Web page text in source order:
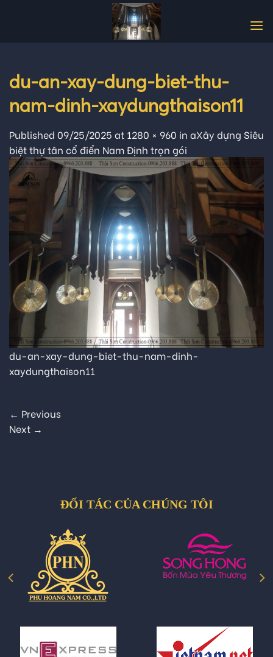
du-an-xay-dung-biet-thu-
nam-dinh-xaydungthaison11
Published 09/25/2025 at 1280 × 960 in aXây dựng Siêu
biệt thự tân cổ điển Nam Định trọn gói
du-an-xay-dung-biet-thu-nam-dinh-
xaydungthaison11
← Previous
Next →
ĐỐI TÁC CỦA CHÚNG TÔI